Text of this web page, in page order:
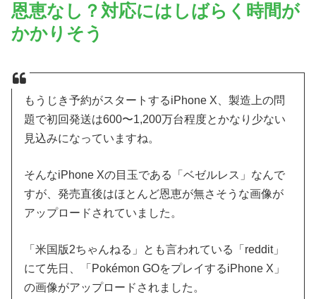
恩恵なし？対応にはしばらく時間が
かかりそう
もうじき予約がスタートするiPhone X、製造上の問
題で初回発送は600〜1,200万台程度とかなり少ない
見込みになっていますね。
そんなiPhone Xの目玉である「ベゼルレス」なんで
すが、発売直後はほとんど恩恵が無さそうな画像が
アップロードされていました。
「米国版2ちゃんねる」とも言われている「reddit」
にて先日、「Pokémon GOをプレイするiPhone X」
の画像がアップロードされました。